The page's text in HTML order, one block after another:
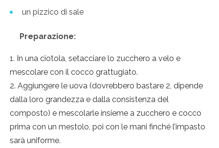
un pizzico di sale
Preparazione:
In una ciotola, setacciare lo zucchero a velo e
mescolare con il cocco grattugiato.
Aggiungere le uova (dovrebbero bastare 2, dipende
dalla loro grandezza e dalla consistenza del
composto) e mescolarle insieme a zucchero e cocco
prima con un mestolo, poi con le mani finché l’impasto
sarà uniforme.